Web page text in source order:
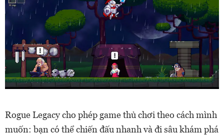
Rogue Legacy cho phép game thủ chơi theo cách mình
muốn: bạn có thể chiến đấu nhanh và đi sâu khám phá